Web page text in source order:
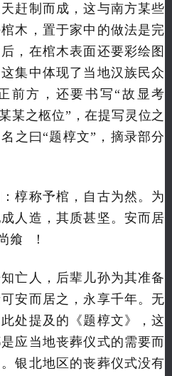
赶制而成，这与南方某些
木，置于家中的做法是完
，在棺木表面还要彩绘图
集中体现了当地汉族民众
前方，还要书写“故显考
某之柩位”，在提写灵位之
之曰“题椁文”，摘录部分
椁称予棺，自古为然。为
人造，其质甚坚。安而居
飨 ！
亡人，后辈儿孙为其准备
安而居之，永享千年。无
处提及的《题椁文》，这
应当地丧葬仪式的需要而
银北地区的丧葬仪式没有